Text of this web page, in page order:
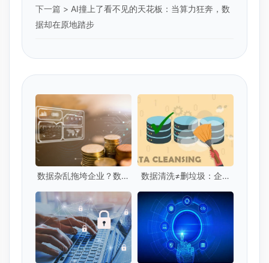
下一篇 > AI撞上了看不见的天花板：当算力狂奔，数
据却在原地踏步
数据杂乱拖垮企业？数据
数据清洗≠删垃圾：企业
准是什么？